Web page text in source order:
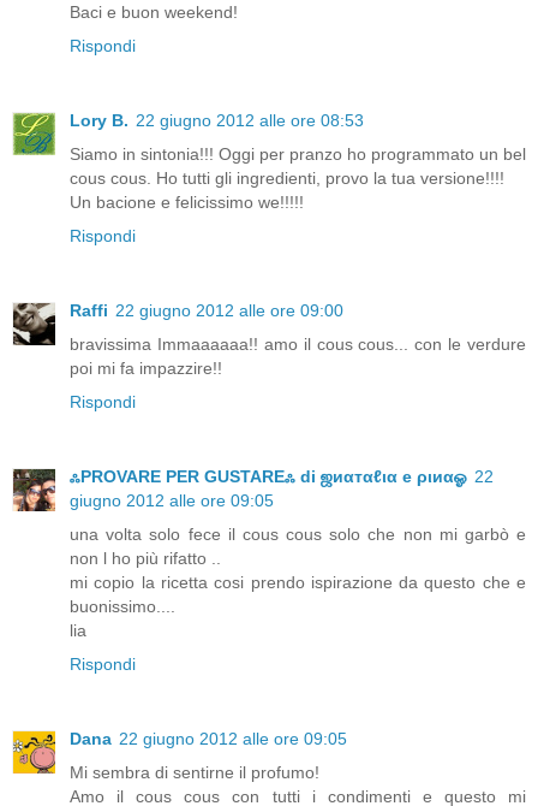
Baci e buon weekend!
Rispondi
Lory B. 22 giugno 2012 alle ore 08:53
Siamo in sintonia!!! Oggi per pranzo ho programmato un bel
cous cous. Ho tutti gli ingredienti, provo la tua versione!!!!
Un bacione e felicissimo we!!!!!
Rispondi
Raffi 22 giugno 2012 alle ore 09:00
bravissima Immaaaaaa!! amo il cous cous... con le verdure
poi mi fa impazzire!!
Rispondi
ஃPROVARE PER GUSTAREஃ di ஜиαтαℓια e ριиαஓ 22
giugno 2012 alle ore 09:05
una volta solo fece il cous cous solo che non mi garbò e
non l ho più rifatto ..
mi copio la ricetta cosi prendo ispirazione da questo che e
buonissimo....
lia
Rispondi
Dana 22 giugno 2012 alle ore 09:05
Mi sembra di sentirne il profumo!
Amo il cous cous con tutti i condimenti e questo mi